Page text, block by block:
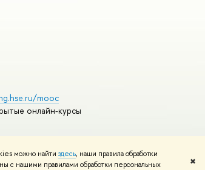
можно найти здесь, наши правила обработки
с нашими правилами обработки персональных ✖
mooc
онлайн-курсы
Редактору